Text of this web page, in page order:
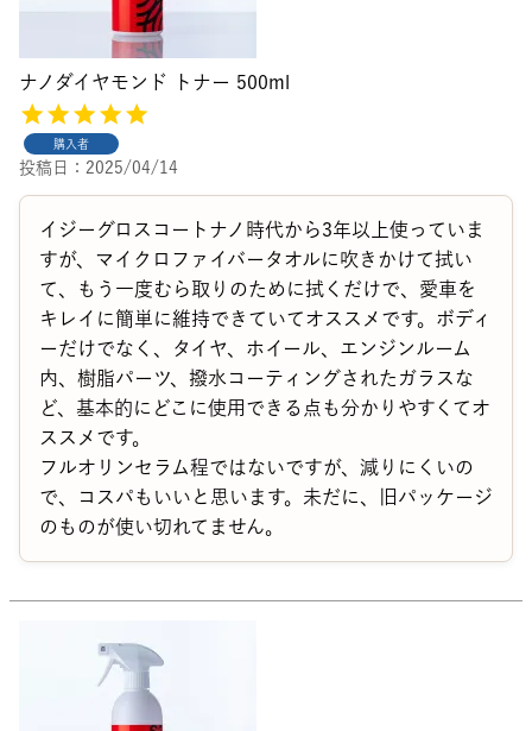
ナノダイヤモンド トナー 500ml
購入者
投稿日 2025/04/14
イジーグロスコートナノ時代から3年以上使っていま
すが、マイクロファイバータオルに吹きかけて拭い
て、もう一度むら取りのために拭くだけで、愛車を
キレイに簡単に維持できていてオススメです。ボディ
ーだけでなく、タイヤ、ホイール、エンジンルーム
内、樹脂パーツ、撥水コーティングされたガラスな
ど、基本的にどこに使用できる点も分かりやすくてオ
ススメです。
フルオリンセラム程ではないですが、減りにくいの
で、コスパもいいと思います。未だに、旧パッケージ
のものが使い切れてません。